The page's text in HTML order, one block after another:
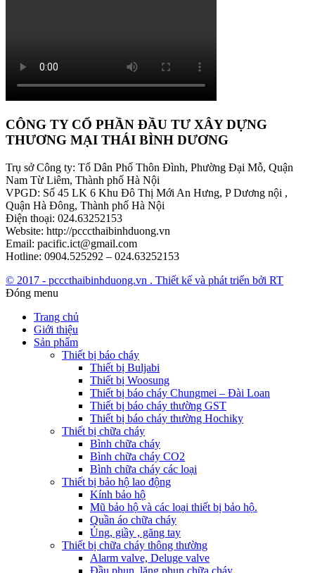
CÔNG TY CỔ PHẦN ĐẦU TƯ XÂY DỰNG
THƯƠNG MẠI THÁI BÌNH DƯƠNG
Trụ sở Công ty: Tổ Dân Phố Thôn Đình, Phường Đại Mỗ, Quận
Nam Từ Liêm, Thành phố Hà Nội
VPGD: Số 45 LK 6 Khu Đô Thị Mới An Hưng, P Dương nội ,
Quận Hà Đông, Thành phố Hà Nội
Điện thoại: 024.63252153
Website: http://pcccthaibinhduong.vn
Email: pacific.ict@gmail.com
Hotline: 0904.525292 – 024.63252153
© 2017 - pcccthaibinhduong.vn . Thiết kế và phát triển bởi RT
Đóng menu
Trang chủ
Giới thiệu
Sản phẩm
Thiết bị báo cháy
Thiết bị Buljabi
Thiết bị Woosung
Thiết bị báo cháy Chungmei – Đài Loan
Thiết bị báo cháy thường GST
Thiết bị báo cháy thường Hochiky
Thiết bị chữa cháy
Bình chữa cháy
Bình chữa cháy CO2
Bình chữa cháy các loại
Thiết bị bảo hộ lao động
Kính bảo hộ
Mũ bảo hộ và các loại thiết bị bảo hộ.
Quần áo chữa cháy
Ủng, giầy , găng tay
Thiết bị chữa cháy thông thường
Alarm valve, Deluge valve
Đầu phun, lăng phun chữa cháy